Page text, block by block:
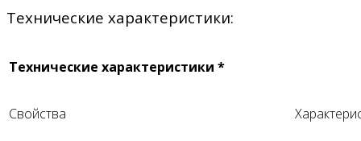
Технические характеристики:
Технические характеристики *
Свойства